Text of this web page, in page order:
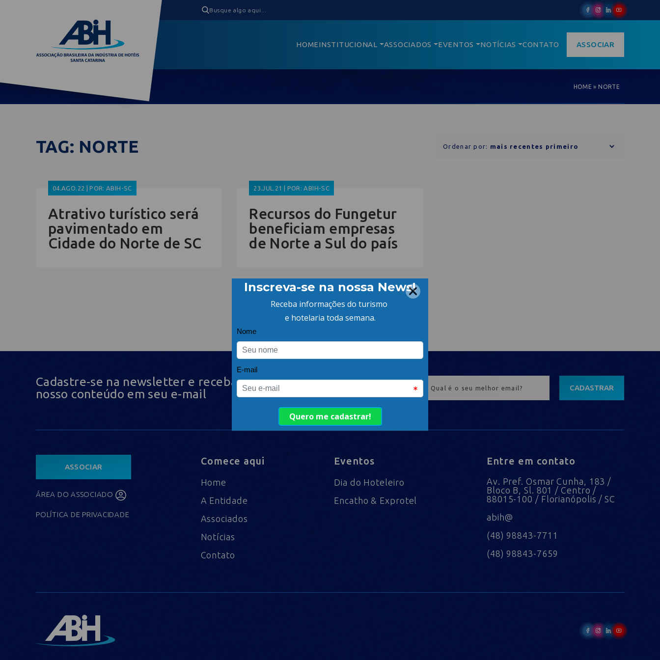
HOMEINSTITUCIONAL ASSOCIADOS EVENTOS NOTÍCIAS CONTATO ASSOCIAR
HOME »NORTE
TAG: NORTE Ordenar por:
04.AGO.22 | POR: ABIH-SC
Atrativo turístico será
pavimentado em
Cidade do Norte de SC
23.JUL.21 | POR: ABIH-SC
Recursos do Fungetur
beneficiam empresas
de Norte a Sul do país
Cadastre-se na newsletter e receba
nosso conteúdo em seu e-mail
CADASTRAR
ASSOCIAR
ÁREA DO ASSOCIADO
POLÍTICA DE PRIVACIDADE
Comece aqui
Home
A Entidade
Associados
Notícias
Contato
Eventos
Dia do Hoteleiro
Encatho & Exprotel
Entre em contato
Av. Pref. Osmar Cunha, 183 /
Bloco B, Sl. 801 / Centro /
88015-100 / Florianópolis / SC
abih@
(48) 98843-7711
(48) 98843-7659